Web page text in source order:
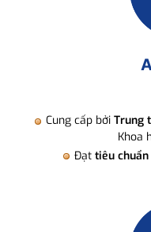
Cung cấp bởi Trung
Khoa
Đạt tiêu